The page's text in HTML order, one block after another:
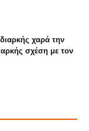
χαρά την
σχέση με τον